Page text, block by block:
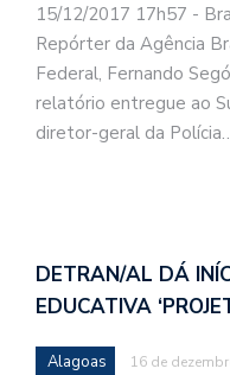
15/12/2017 17h57 -
Repórter da Agência
Federal, Fernando
relatório entregue ao
diretor-geral da
DETRAN/AL DÁ
EDUCATIVA
Alagoas 16 de